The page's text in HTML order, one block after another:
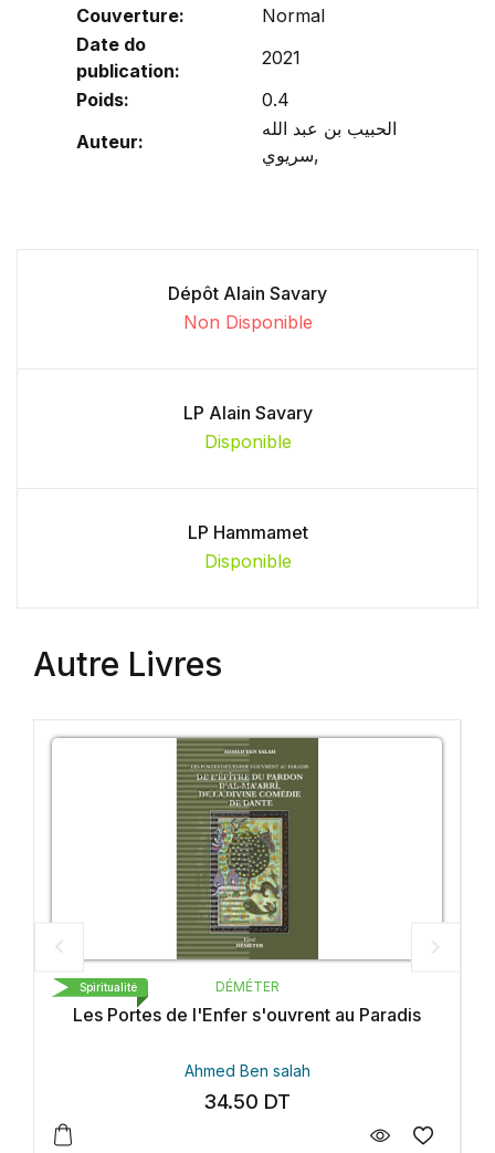
Couverture:
Normal
Date do
publication:
2021
Poids:
0.4
Auteur:
الحبيب بن عبد الله
سريوي,
Dépôt Alain Savary
Non Disponible
LP Alain Savary
Disponible
LP Hammamet
Disponible
Autre Livres
DÉMÉTER
de l'Enfer s'ouvrent au Paradis